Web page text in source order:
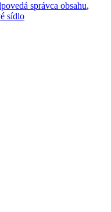
správca obsahu,
sídlo